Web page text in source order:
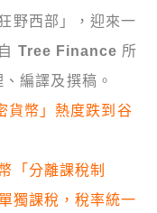
野西部」，迎來一
Tree Finance 所
編譯及撰稿。
貨幣」熱度跌到谷
「分離課稅制
獨課稅，稅率統一